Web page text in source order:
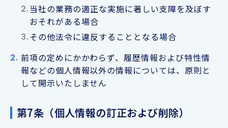
当社の業務の適正な実施に著しい支障を及ぼす
おそれがある場合
その他法令に違反することとなる場合
前項の定めにかかわらず、履歴情報および特性情
報などの個人情報以外の情報については、原則と
して開示いたしません
第7条（個人情報の訂正および削除）